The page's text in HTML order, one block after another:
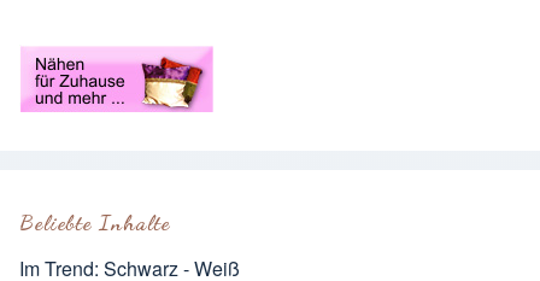
Beliebte Inhalte
Im Trend: Schwarz - Weiß